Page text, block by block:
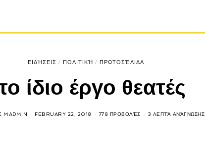
ΕΙΔΉΣΕΙΣ / ΠΟΛΙΤΙΚΉ / ΠΡΩΤΟΣΈΛΙΔΑ
ίδιο έργο θεατές
MADMIN FEBRUARY 22, 2018 778 ΠΡΟΒΟΛΈΣ 3 ΛΕΠΤΆ ΑΝΆΓΝΩΣΗΣ